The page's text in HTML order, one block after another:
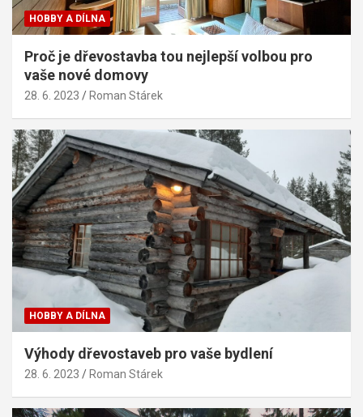
HOBBY A DÍLNA
Proč je dřevostavba tou nejlepší volbou pro
vaše nové domovy
28. 6. 2023 Roman Stárek
HOBBY A DÍLNA
Výhody dřevostaveb pro vaše bydlení
28. 6. 2023 Roman Stárek